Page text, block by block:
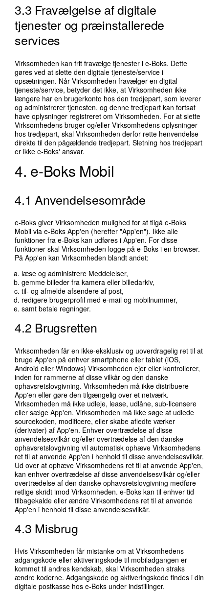
3.3 Fravælgelse af digitale
tjenester og præinstallerede
services
Virksomheden kan frit fravælge tjenester i e-Boks. Dette
gøres ved at slette den digitale tjeneste/service i
opsætningen. Når Virksomheden fravælger en digital
tjeneste/service, betyder det ikke, at Virksomheden ikke
længere har en brugerkonto hos den tredjepart, som leverer
og administrerer tjenesten, og denne tredjepart kan fortsat
have oplysninger registreret om Virksomheden. For at slette
Virksomhedens bruger og/eller Virksomhedens oplysninger
hos tredjepart, skal Virksomheden derfor rette henvendelse
direkte til den pågældende tredjepart. Sletning hos tredjepart
er ikke e-Boks' ansvar.
4. e-Boks Mobil
4.1 Anvendelsesområde
e-Boks giver Virksomheden mulighed for at tilgå e-Boks
Mobil via e-Boks App'en (herefter "App'en"). Ikke alle
funktioner fra e-Boks kan udføres i App'en. For disse
funktioner skal Virksomheden logge på e-Boks i en browser.
På App'en kan Virksomheden blandt andet:
læse og administrere Meddelelser,
gemme billeder fra kamera eller billedarkiv,
til- og afmelde afsendere af post,
redigere brugerprofil med e-mail og mobilnummer,
samt betale regninger.
4.2 Brugsretten
Virksomheden får en ikke-eksklusiv og uoverdragelig ret til at
bruge App'en på enhver smartphone eller tablet (iOS,
Android eller Windows) Virksomheden ejer eller kontrollerer,
inden for rammerne af disse vilkår og den danske
ophavsretslovgivning. Virksomheden må ikke distribuere
App'en eller gøre den tilgængelig over et netværk.
Virksomheden må ikke udleje, lease, udlåne, sub-licensere
eller sælge App'en. Virksomheden må ikke søge at udlede
sourcekoden, modificere, eller skabe afledte værker
(derivater) af App'en. Enhver overtrædelse af disse
anvendelsesvilkår og/eller overtrædelse af den danske
ophavsretslovgivning vil automatisk ophæve Virksomhedens
ret til at anvende App'en i henhold til disse anvendelsesvilkår.
Ud over at ophæve Virksomhedens ret til at anvende App'en,
kan enhver overtrædelse af disse anvendelsesvilkår og/eller
overtrædelse af den danske ophavsretslovgivning medføre
retlige skridt imod Virksomheden. e-Boks kan til enhver tid
tilbagekalde eller ændre Virksomhedens ret til at anvende
App'en i henhold til disse anvendelsesvilkår.
4.3 Misbrug
Hvis Virksomheden får mistanke om at Virksomhedens
adgangskode eller aktiveringskode til mobiladgangen er
kommet til andres kendskab, skal Virksomheden straks
ændre koderne. Adgangskode og aktiveringskode findes i din
digitale postkasse hos e-Boks under indstillinger.